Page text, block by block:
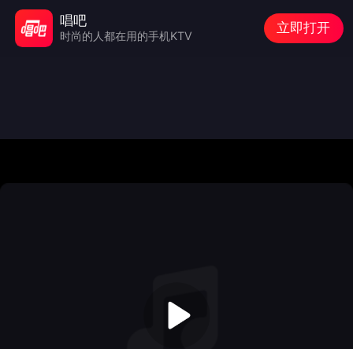
唱吧
时尚的人都在用的手机KTV
立即打开